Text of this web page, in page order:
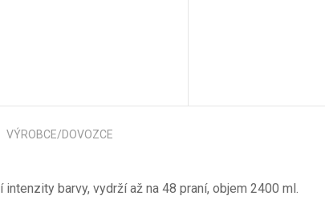
VÝROBCE/DOVOZCE
barvy, vydrží až na 48 praní, objem 2400 ml.